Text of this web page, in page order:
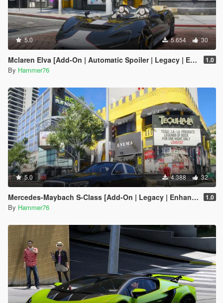
5.0 5.654 30
Mclaren Elva [Add-On | Automatic Spoiler | Legacy | Enhanced] 1.0
By Hammer76
5.0 4.388 32
Mercedes-Maybach S-Class [Add-On | Legacy | Enhanced] 1.0
By Hammer76